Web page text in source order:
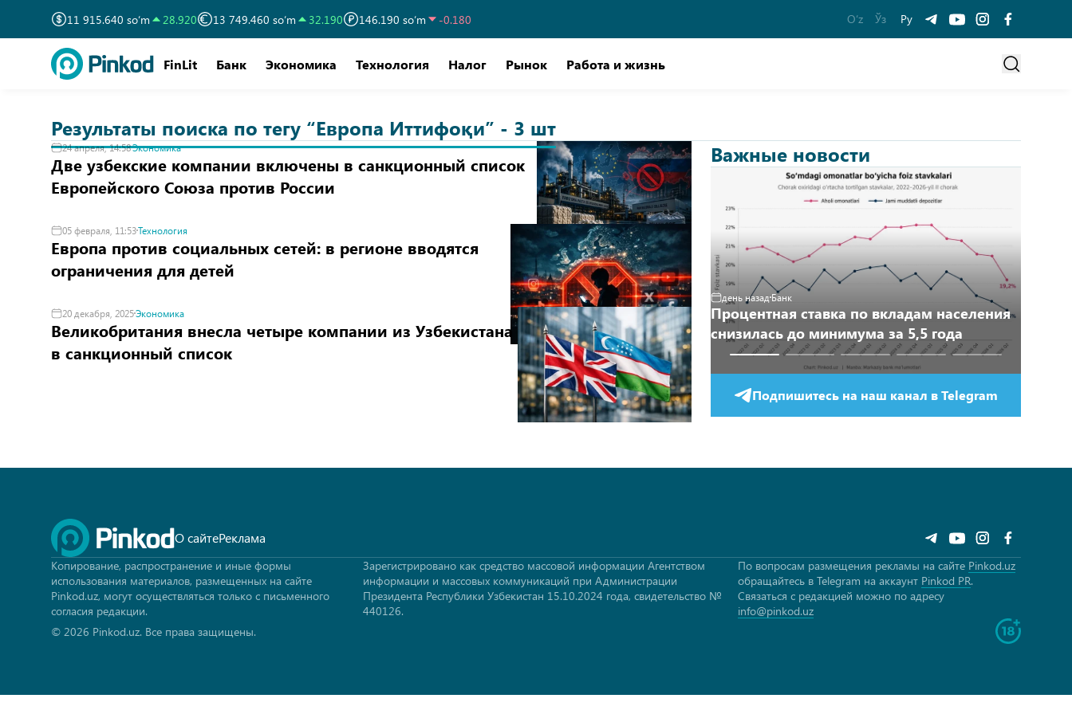
11 915.640 so‘m 28.920 13 749.460 so‘m 32.190 146.190 so‘m -0.180 O‘z Ўз Ру
FinLit Банк Экономика Технология Налог Рынок Работа и жизнь
Результаты поиска по тегу “Европа Иттифоқи” - 3 шт
24 апреля, 14:58Экономика
Две узбекские компании включены в санкционный список
Европейского Союза против России
05 февраля, 11:53Технология
Европа против социальных сетей: в регионе вводятся
ограничения для детей
20 декабря, 2025Экономика
Великобритания внесла четыре компании из Узбекистана
в санкционный список
Важные новости
день назадБанк
Процентная ставка по вкладам населения
снизилась до минимума за 5,5 года
Подпишитесь на наш канал в Telegram
О сайтеРеклама
Копирование, распространение и иные формы
использования материалов, размещенных на сайте
Pinkod.uz, могут осуществляться только с письменного
согласия редакции.
Зарегистрировано как средство массовой информации Агентством
информации и массовых коммуникаций при Администрации
Президента Республики Узбекистан 15.10.2024 года, свидетельство №
440126.
По вопросам размещения рекламы на сайте Pinkod.uz
обращайтесь в Telegram на аккаунт Pinkod PR.
Связаться с редакцией можно по адресу
info@pinkod.uz
© 2026 Pinkod.uz. Все права защищены.